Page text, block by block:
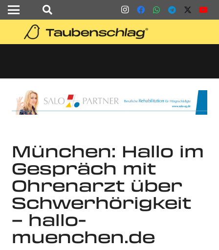
München: Hallo im
Gespräch mit
Ohrenarzt über
Schwerhörigkeit
– hallo-
muenchen.de